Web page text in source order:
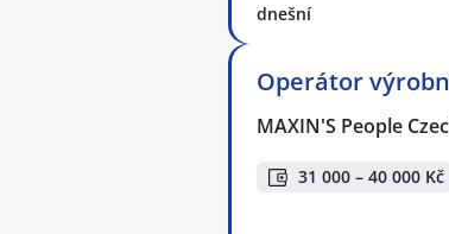
dnešní
Operátor
MAXIN'S People
31 000 – 40 000 Kč